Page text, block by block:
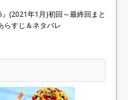
』(2021年1月)初回～最終回まと
らすじ＆ネタバレ